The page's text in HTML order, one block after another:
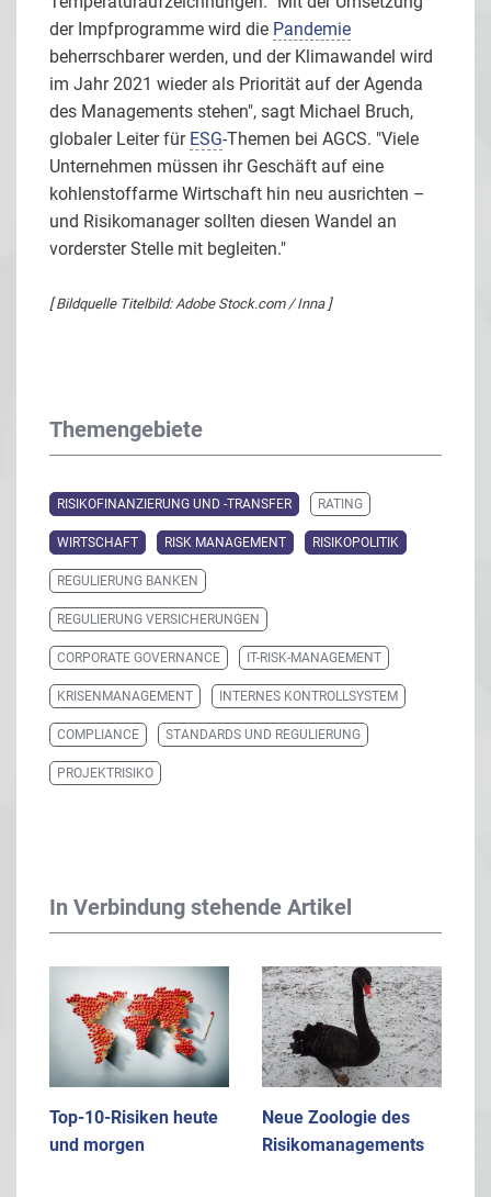
der Impfprogramme wird die Pandemie
beherrschbarer werden, und der Klimawandel wird
im Jahr 2021 wieder als Priorität auf der Agenda
des Managements stehen", sagt Michael Bruch,
globaler Leiter für ESG-Themen bei AGCS. "Viele
Unternehmen müssen ihr Geschäft auf eine
kohlenstoffarme Wirtschaft hin neu ausrichten –
und Risikomanager sollten diesen Wandel an
vorderster Stelle mit begleiten."
[ Bildquelle Titelbild: Adobe Stock.com / Inna ]
Themengebiete
RISIKOFINANZIERUNG UND -TRANSFER RATING
WIRTSCHAFT RISK MANAGEMENT RISIKOPOLITIK
REGULIERUNG BANKEN
REGULIERUNG VERSICHERUNGEN
CORPORATE GOVERNANCE IT-RISK-MANAGEMENT
KRISENMANAGEMENT INTERNES KONTROLLSYSTEM
COMPLIANCE STANDARDS UND REGULIERUNG
PROJEKTRISIKO
In Verbindung stehende Artikel
Top-10-Risiken heute
und morgen
Neue Zoologie des
Risikomanagements